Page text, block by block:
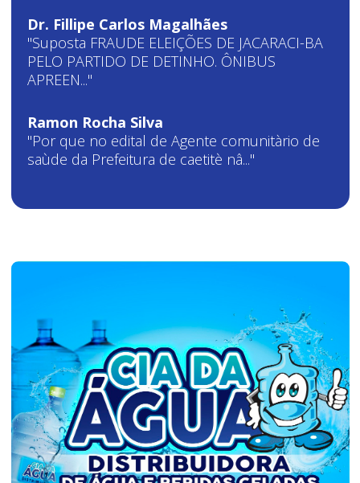
Dr. Fillipe Carlos Magalhães
"Suposta FRAUDE ELEIÇÕES DE JACARACI-BA
PELO PARTIDO DE DETINHO. ÔNIBUS
APREEN..."
Ramon Rocha Silva
"Por que no edital de Agente comunitàrio de
saùde da Prefeitura de caetitè nâ..."